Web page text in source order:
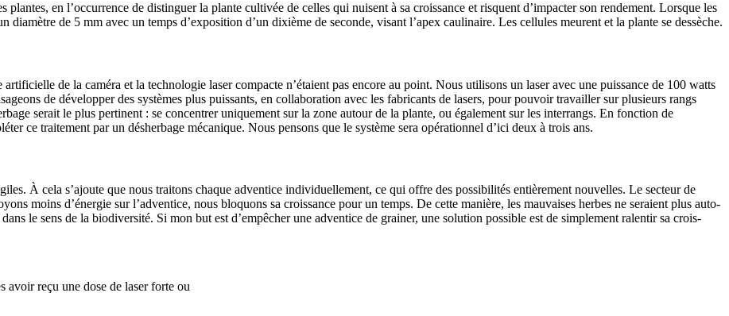
plantes, en l’occurrence de distin­guer la plante cultivée de celles qui nuisent à sa crois­sance et risquent d’impacter son rende­ment. Lorsque les
diamètre de 5 mm avec un temps d’exposition d’un dixième de seconde, visant l’apex cauli­naire. Les cellules meurent et la plante se dessèche.
de la caméra et la tech­no­logie laser compacte n’étaient pas encore au point. Nous utili­sons un laser avec une puis­sance de 100 watts
de déve­lopper des systèmes plus puis­sants, en colla­bo­ra­tion avec les fabri­cants de lasers, pour pouvoir travailler sur plusieurs rangs
serait le plus perti­nent : se concen­trer unique­ment sur la zone autour de la plante, ou égale­ment sur les inter­rangs. En fonc­tion de
ce trai­te­ment par un désher­bage méca­nique. Nous pensons que le système sera opéra­tionnel d’ici deux à trois ans.
À cela s’ajoute que nous trai­tons chaque adven­tice indi­vi­duel­le­ment, ce qui offre des possi­bi­lités entiè­re­ment nouvelles. Le secteur de
moins d’énergie sur l’adventice, nous bloquons sa crois­sance pour un temps. De cette manière, les mauvaises herbes ne seraient plus auto­
le sens de la biodi­ver­sité. Si mon but est d’empêcher une adven­tice de grainer, une solu­tion possible est de simple­ment ralentir sa crois­
avoir reçu une dose de laser forte ou